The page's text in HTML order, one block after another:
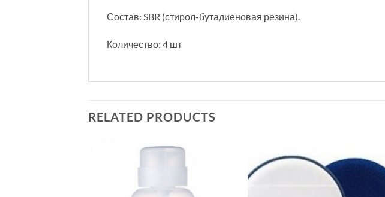
Состав: SBR (стирол-бутадиеновая резина).
Количество: 4 шт
RELATED PRODUCTS